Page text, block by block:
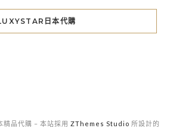
日本代購
精品代購 – 本站採用 ZThemes Studio 所設計的